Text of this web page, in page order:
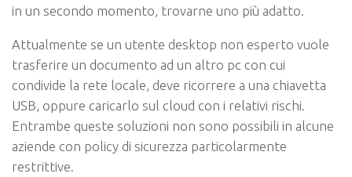
in un secondo momento, trovarne uno più adatto.
Attualmente se un utente desktop non esperto vuole
trasferire un documento ad un altro pc con cui
condivide la rete locale, deve ricorrere a una chiavetta
USB, oppure caricarlo sul cloud con i relativi rischi.
Entrambe queste soluzioni non sono possibili in alcune
aziende con policy di sicurezza particolarmente
restrittive.